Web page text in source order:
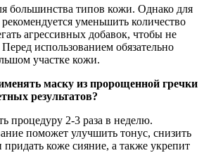
большинства типов кожи. Однако для
уменьшить количество
агрессивных добавок, чтобы не
использованием обязательно
участке кожи.
маску из пророщенной гречки
результатов?
процедуру 2-3 раза в неделю.
поможет улучшить тонус, снизить
коже сияние, а также укрепит